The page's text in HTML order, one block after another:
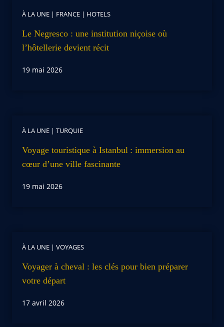
À LA UNE | FRANCE | HOTELS
Le Negresco : une institution niçoise où
l’hôtellerie devient récit
19 mai 2026
À LA UNE | TURQUIE
Voyage touristique à Istanbul : immersion au
cœur d’une ville fascinante
19 mai 2026
À LA UNE | VOYAGES
Voyager à cheval : les clés pour bien préparer
votre départ
17 avril 2026